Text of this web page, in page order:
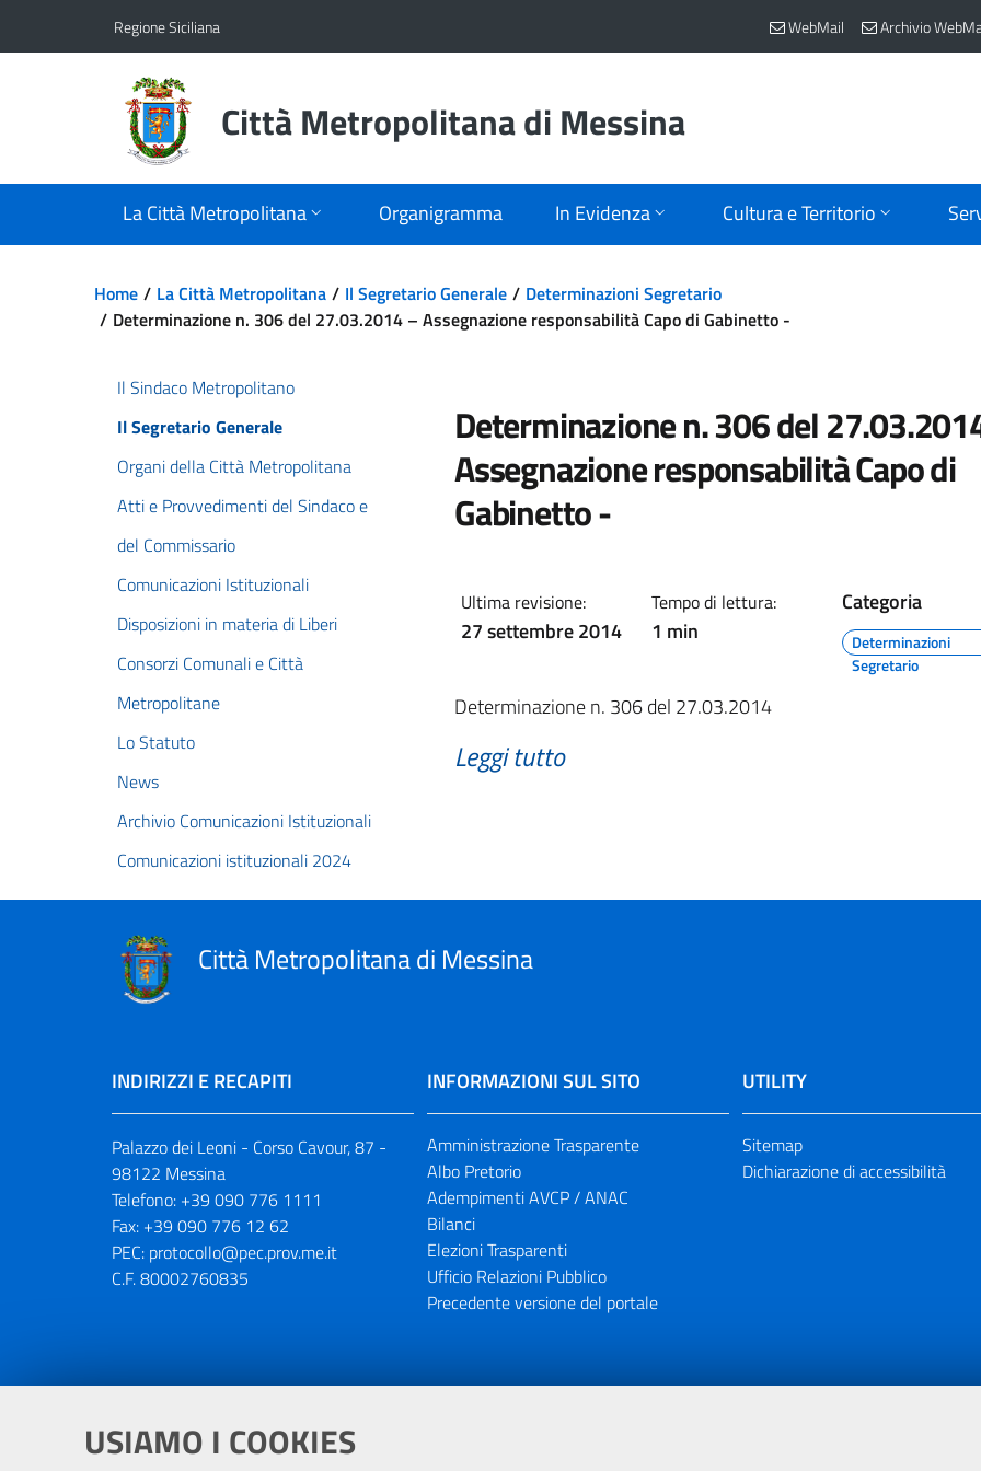
USIAMO I COOKIES
Vai al contenuto principale
Vai al menu principale
Regione Siciliana WebMail Archivio
Città Metropolitana di Messina
La Città Metropolitana Organigramma In Evidenza Cultura e Territorio
Home La Città Metropolitana Il Segretario Generale
Determinazioni Segretario
Determinazione n. 306 del 27.03.2014 – Assegnazione responsabilità Capo di Gabinetto -
Il Sindaco Metropolitano
Il Segretario Generale
Organi della Città Metropolitana
Atti e Provvedimenti del Sindaco e
del Commissario
Comunicazioni Istituzionali
Disposizioni in materia di Liberi
Consorzi Comunali e Città
Metropolitane
Lo Statuto
News
Archivio Comunicazioni Istituzionali
Comunicazioni istituzionali 2024
Determinazione n. 306 del
Assegnazione responsabilità Capo di
Gabinetto -
Ultima revisione:
27 settembre 2014
Tempo di lettura:
1 min
Categoria
Determinazioni
Segretario
Determinazione n. 306 del 27.03.2014
Leggi tutto
Città Metropolitana di Messina
INDIRIZZI E RECAPITI
Palazzo dei Leoni - Corso Cavour, 87 -
98122 Messina
Telefono: +39 090 776 1111
Fax: +39 090 776 12 62
PEC: protocollo@pec.prov.me.it
C.F. 80002760835
INFORMAZIONI SUL SITO
Amministrazione Trasparente
Albo Pretorio
Adempimenti AVCP / ANAC
Bilanci
Elezioni Trasparenti
Ufficio Relazioni Pubblico
Precedente versione del portale
UTILITY
Sitemap
Dichiarazione di accessibilità
Portale realizzato con la partecipazione finanziaria dell'Unione Europea tramite i fondi del POR Sicilia